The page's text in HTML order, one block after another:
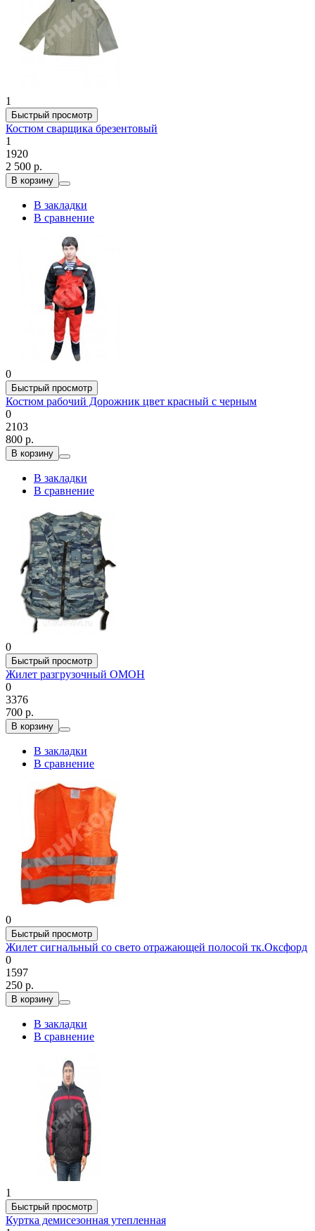
1
Быстрый просмотр
Костюм сварщика брезентовый
1
1920
2 500 р.
В корзину
В закладки
В сравнение
0
Быстрый просмотр
Костюм рабочий Дорожник цвет красный с черным
0
2103
800 р.
В корзину
В закладки
В сравнение
0
Быстрый просмотр
Жилет разгрузочный ОМОН
0
3376
700 р.
В корзину
В закладки
В сравнение
0
Быстрый просмотр
Жилет сигнальный со свето отражающей полосой тк.Оксфорд
0
1597
250 р.
В корзину
В закладки
В сравнение
1
Быстрый просмотр
Куртка демисезонная утепленная